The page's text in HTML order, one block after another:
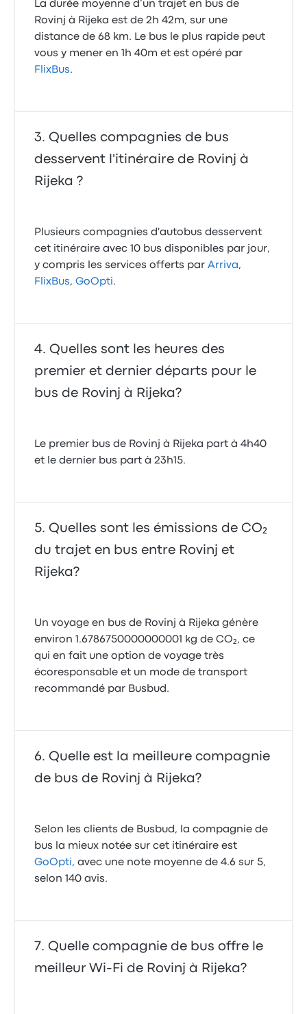
La durée moyenne d’un trajet en bus de
Rovinj à Rijeka est de 2h 42m, sur une
distance de 68 km. Le bus le plus rapide peut
vous y mener en 1h 40m et est opéré par
FlixBus.
Quelles compagnies de bus
desservent l'itinéraire de Rovinj à
Rijeka ?
Plusieurs compagnies d'autobus desservent
cet itinéraire avec 10 bus disponibles par jour,
y compris les services offerts parArriva,
FlixBus,GoOpti.
Quelles sont les heures des
premier et dernier départs pour le
bus de Rovinj à Rijeka?
Le premier bus de Rovinj à Rijeka part à 4h40
et le dernier bus part à 23h15.
Quelles sont les émissions de CO₂
du trajet en bus entre Rovinj et
Rijeka?
Un voyage en bus de Rovinj à Rijeka génère
environ 1.6786750000000001 kg de CO₂, ce
qui en fait une option de voyage très
écoresponsable et un mode de transport
recommandé par Busbud.
Quelle est la meilleure compagnie
de bus de Rovinj à Rijeka?
Selon les clients de Busbud, la compagnie de
bus la mieux notée sur cet itinéraire est
GoOpti, avec une note moyenne de 4.6 sur 5,
selon 140 avis.
Quelle compagnie de bus offre le
meilleur Wi-Fi de Rovinj à Rijeka?